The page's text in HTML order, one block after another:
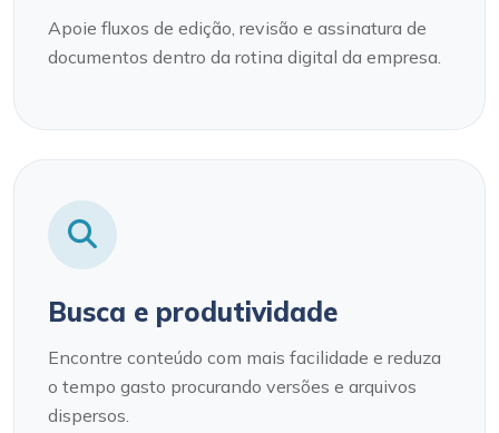
Apoie fluxos de edição, revisão e assinatura de
documentos dentro da rotina digital da empresa.
Busca e produtividade
Encontre conteúdo com mais facilidade e reduza
o tempo gasto procurando versões e arquivos
dispersos.